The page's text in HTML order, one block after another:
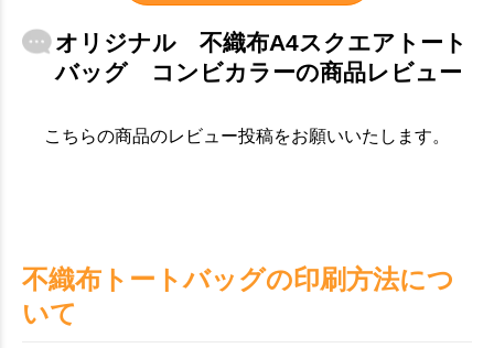
オリジナル 不織布A4スクエアトート
バッグ コンビカラーの商品レビュー
こちらの商品のレビュー投稿をお願いいたします。
不織布トートバッグの印刷方法につ
いて